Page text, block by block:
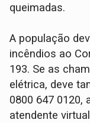
queimadas.
A população
incêndios ao
193. Se as
elétrica, deve
0800 647 0120,
atendente